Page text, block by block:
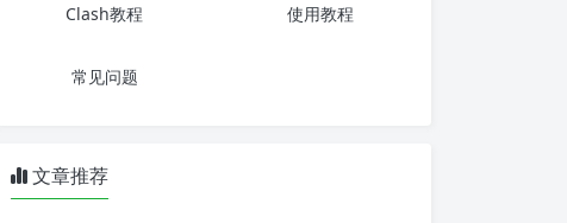
Clash教程 使用教程
常见问题
文章推荐